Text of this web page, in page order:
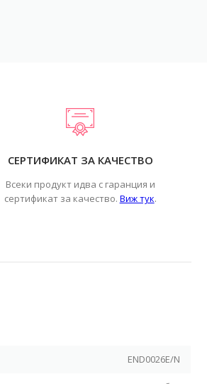
СЕРТИФИКАТ ЗА КАЧЕСТВО
Всеки продукт идва с гаранция и
сертификат за качество. Виж тук.
END0026E/N